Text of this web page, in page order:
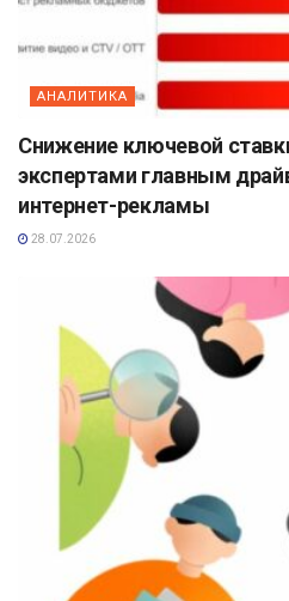
АНАЛИТИКА
Снижение ключевой
экспертами главным
интернет-рекламы
28.07.2026